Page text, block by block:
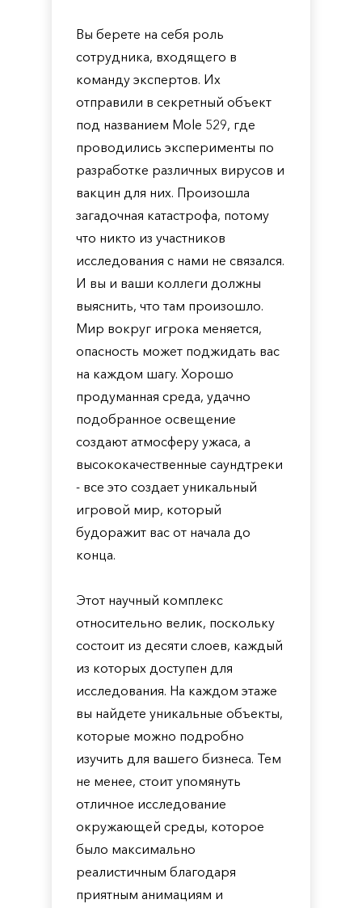
Вы берете на себя роль
сотрудника, входящего в
команду экспертов. Их
отправили в секретный объект
под названием Mole 529, где
проводились эксперименты по
разработке различных вирусов и
вакцин для них. Произошла
загадочная катастрофа, потому
что никто из участников
исследования с нами не связался.
И вы и ваши коллеги должны
выяснить, что там произошло.
Мир вокруг игрока меняется,
опасность может поджидать вас
на каждом шагу. Хорошо
продуманная среда, удачно
подобранное освещение
создают атмосферу ужаса, а
высококачественные саундтреки
- все это создает уникальный
игровой мир, который
будоражит вас от начала до
конца.
Этот научный комплекс
относительно велик, поскольку
состоит из десяти слоев, каждый
из которых доступен для
исследования. На каждом этаже
вы найдете уникальные объекты,
которые можно подробно
изучить для вашего бизнеса. Тем
не менее, стоит упомянуть
отличное исследование
окружающей среды, которое
было максимально
реалистичным благодаря
приятным анимациям и